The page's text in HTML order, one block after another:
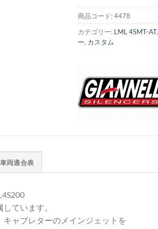
商品コード:4478
カテゴリー: LML 4SMT-AT,
ー, カスタム
車両適合表
ています。
ャブレターのメインジェットを